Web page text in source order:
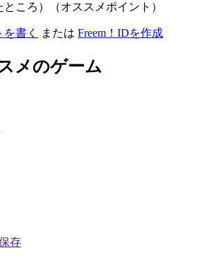
ころ）（オススメポイント）
書く または Freem！IDを作成
メのゲーム